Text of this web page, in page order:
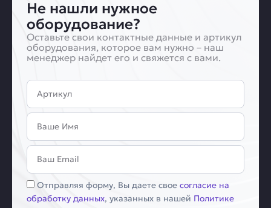
Не нашли нужное
оборудование?
Оставьте свои контактные данные и артикул
оборудования, которое вам нужно – наш
менеджер найдет его и свяжется с вами.
Артикул
Имя
Email
Соглашение
Отправляя форму, Вы даете свое согласие на
обработку данных, указанных в нашей Политике